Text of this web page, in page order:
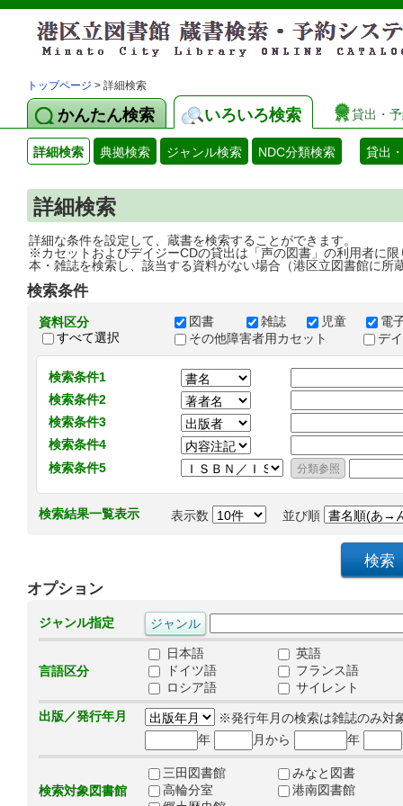
トップページ > 詳細検索
かんたん検索 いろいろ検索 貸出・
詳細検索 典拠検索 ジャンル検索 NDC分類検索 貸出
詳細検索
詳細な条件を設定して、蔵書を検索することができます。
※カセットおよびデイジーCDの貸出は「声の図書」の利用者に限
本・雑誌を検索し、該当する資料がない場合（港区立図書館に所
検索条件
資料区分
すべて選択
図書 雑誌 児童
電
その他障害者用カセット
デ
検索条件1
検索条件2
検索条件3
検索条件4
検索条件5
検索結果一覧表示 表示数 並び順
オプション
ジャンル指定
言語区分
日本語
英語
ドイツ語
フランス語
ロシア語
サイレント
出版／発行年月
※発行年月の検索は雑誌のみ対
年
月から 年
検索対象図書館
三田図書館
みなと図書
高輪分室
港南図書館